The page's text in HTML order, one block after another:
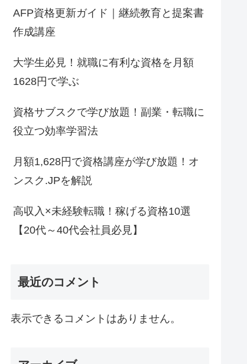
AFP資格更新ガイド｜継続教育と提案書
作成講座
大学生必見！就職に有利な資格を月額
1628円で学ぶ
資格サブスクで学び放題！副業・転職に
役立つ効率学習法
月額1,628円で資格講座が学び放題！オ
ンスク.JPを解説
高収入×未経験転職！稼げる資格10選
【20代～40代会社員必見】
最近のコメント
表示できるコメントはありません。